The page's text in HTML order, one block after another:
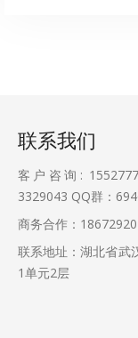
联系我们
客户咨询:
3329043 QQ群：
商务合作：
联系地址：湖北省武
1单元2层